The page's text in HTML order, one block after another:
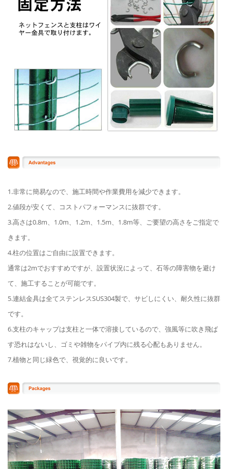
1.非常に簡易なので、施工時間や作業費用を減少できます。
2.値段が安くて、コストパフォーマンスに抜群です。
3.高さは0.8m、1.0m、1.2m、1.5m、1.8m等、ご要望の高さをご指定で
きます。
4.柱の位置はご自由に設置できます。
通常は2mでおすすめですが、設置状況によって、石等の障害物を避け
て、施工することが可能です。
5.連結金具は全てステンレスSUS304製で、サビしにくい、耐久性に抜群
です。
6.支柱のキャップは支柱と一体で溶接しているので、強風等に吹き飛ば
す恐れはないし、ゴミや雑物をパイプ内に残る心配もありません。
7.植物と同じ緑色で、視覚的に良いです。